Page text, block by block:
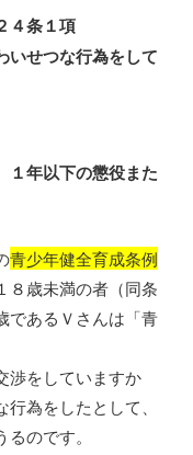
４条１項
いせつな行為をして
１年以下の懲役また
青少年健全育成条例
８歳未満の者（同条
であるＶさんは「青
渉をしていますか
為をしたとして、
るのです。